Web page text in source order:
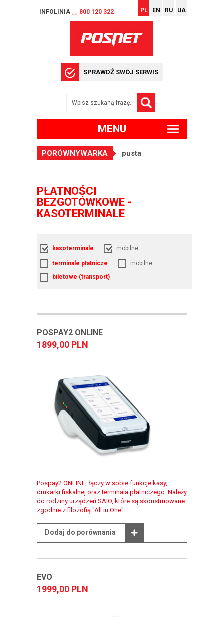
INFOLINIA __ 800 120 322 PL EN RU UA
SPRAWDŹ SWÓJ SERWIS
MENU
PORÓWNYWARKA pusta
PŁATNOŚCI
BEZGOTÓWKOWE -
KASOTERMINALE
kasoterminale mobilne
terminale płatnicze
mobilne
biletowe (transport)
POSPAY2 ONLINE
1899,00 PLN
Pospay2 ONLINE, łączy w sobie funkcje kasy,
drukarki fiskalnej oraz terminala płatniczego. Należy
do rodziny urządzeń SAIO, które są skonstruowane
zgodnie z filozofią "All in One".
Dodaj do porównania
EVO
1999,00 PLN